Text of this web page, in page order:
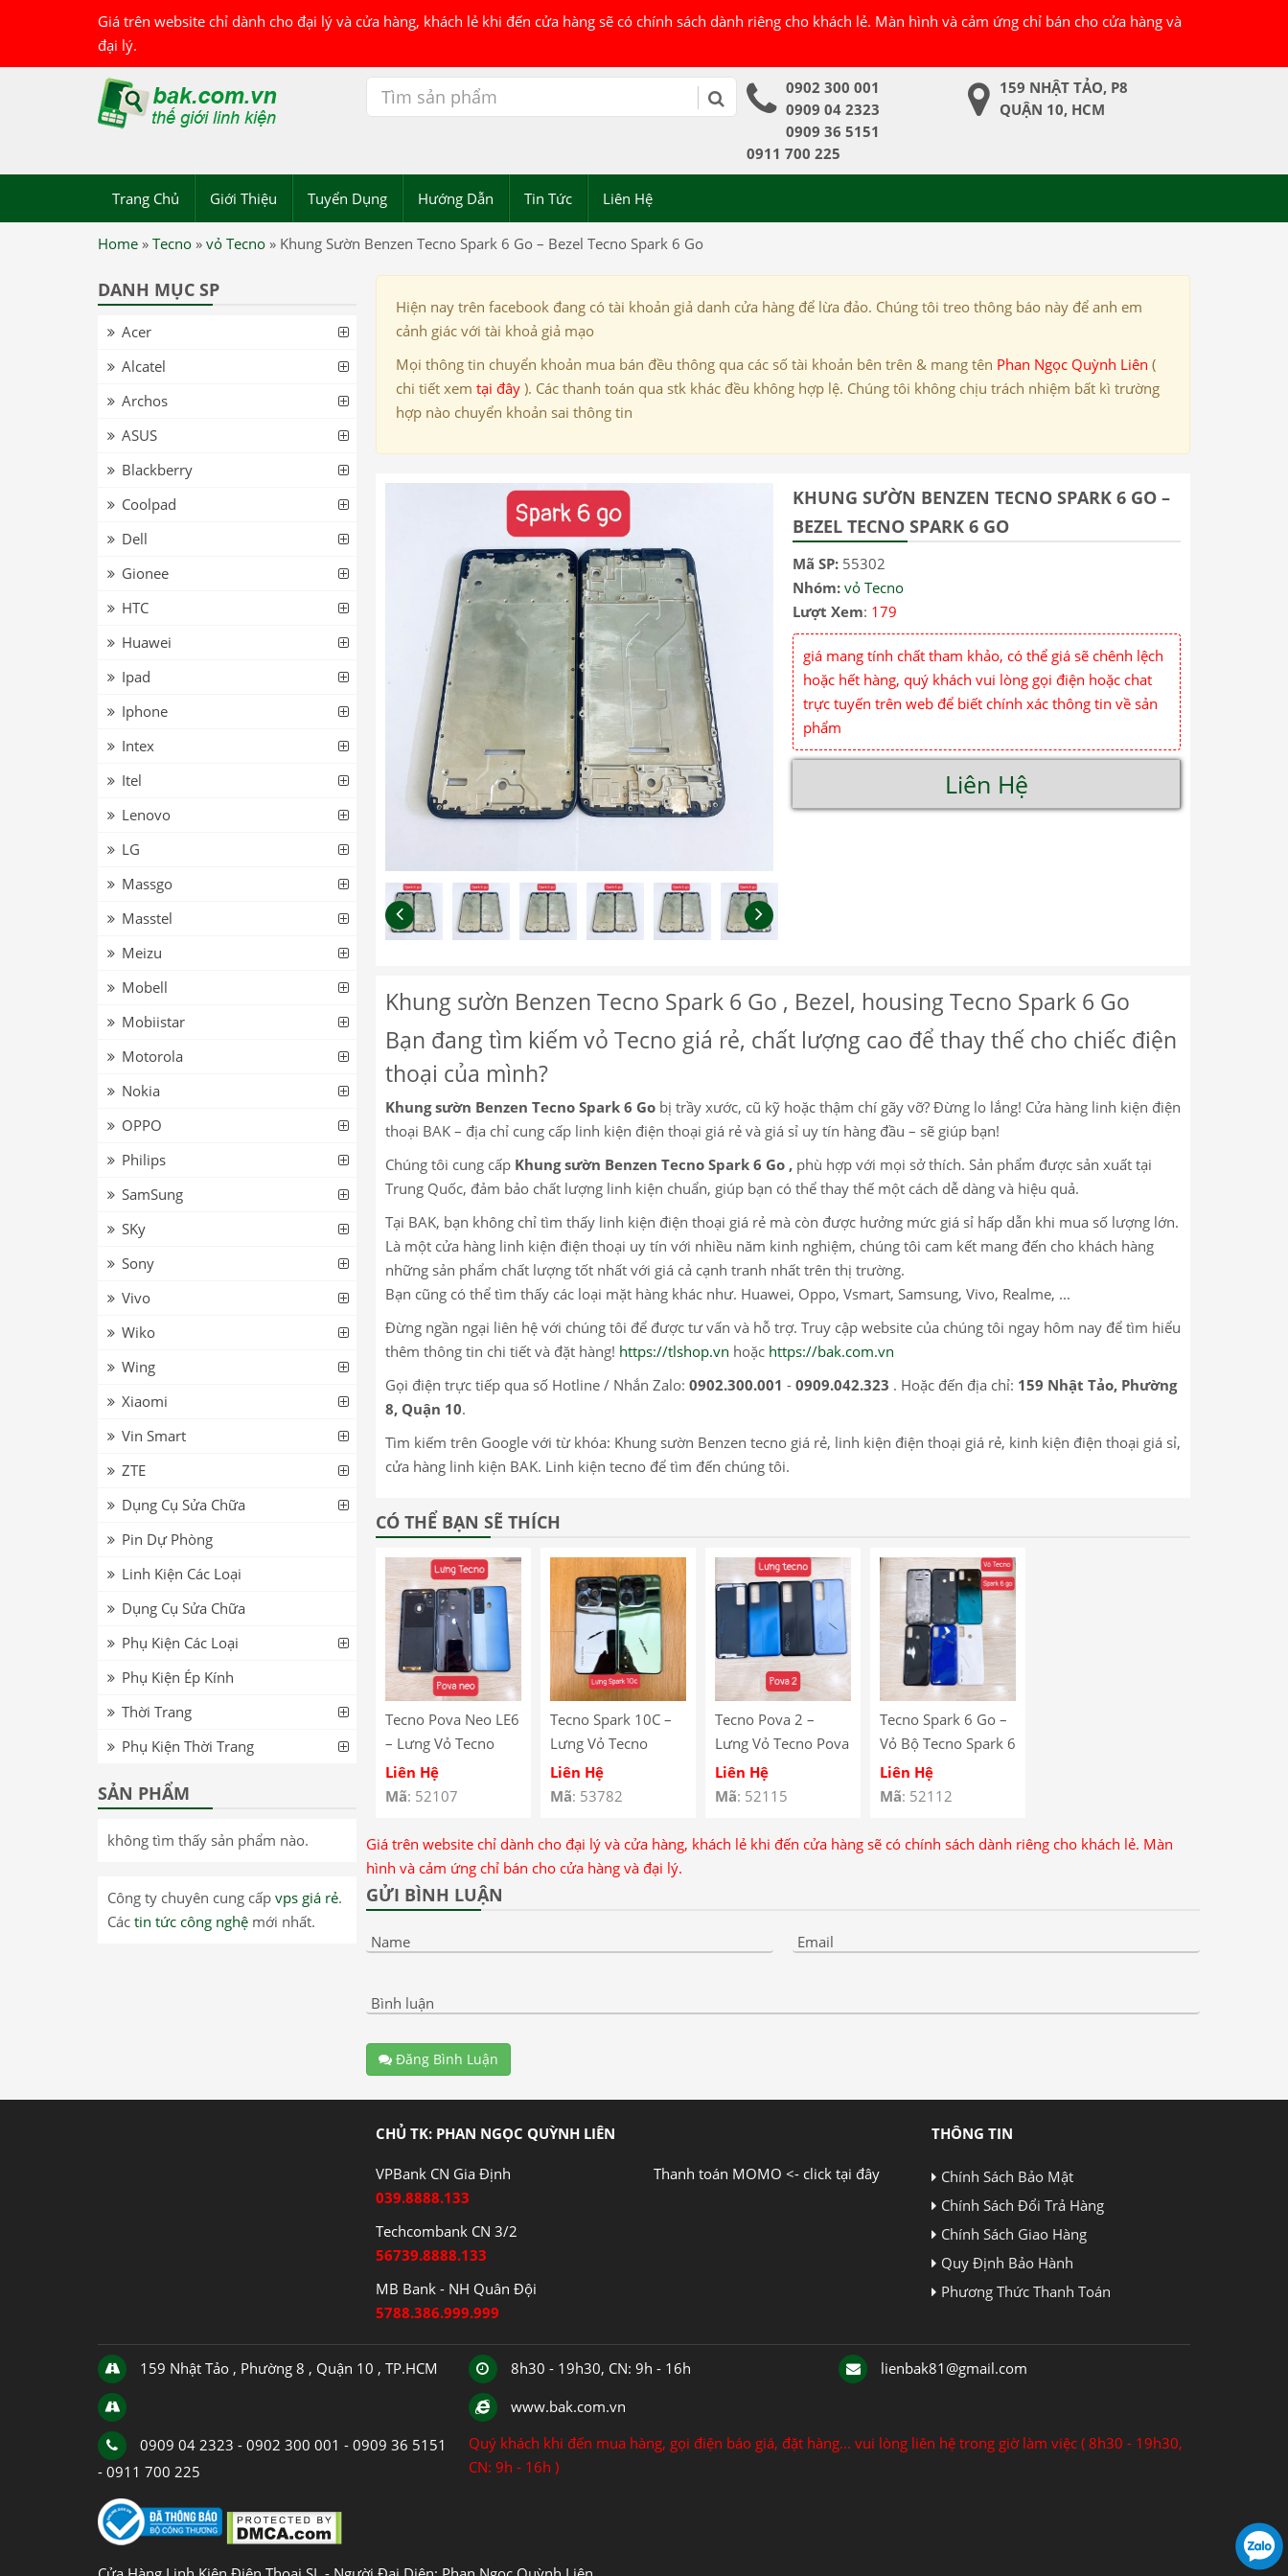
Giá trên website chỉ dành cho đại lý và cửa hàng, khách lẻ khi đến cửa hàng sẽ có chính sách dành riêng cho khách lẻ. Màn hình và cảm ứng chỉ bán cho cửa hàng và
đại lý.
0902 300 001
0909 04 2323
0909 36 5151
0911 700 225
159 NHẬT TẢO, P8
QUẬN 10, HCM
Trang Chủ Giới Thiệu Tuyển Dụng Hướng Dẫn Tin Tức Liên Hệ
Home » Tecno » vỏ Tecno » Khung Sườn Benzen Tecno Spark 6 Go – Bezel Tecno Spark 6 Go
Hiện nay trên facebook đang có tài khoản giả danh cửa hàng để lừa đảo. Chúng tôi treo thông báo này để anh em
cảnh giác với tài khoả giả mạo
Mọi thông tin chuyển khoản mua bán đều thông qua các số tài khoản bên trên & mang tên Phan Ngọc Quỳnh Liên (
chi tiết xem tại đây ). Các thanh toán qua stk khác đều không hợp lệ. Chúng tôi không chịu trách nhiệm bất kì trường
hợp nào chuyển khoản sai thông tin
KHUNG SƯỜN BENZEN TECNO SPARK 6 GO –
BEZEL TECNO SPARK 6 GO
Mã SP: 55302
Nhóm: vỏ Tecno
Lượt Xem: 179
giá mang tính chất tham khảo, có thể giá sẽ chênh lệch
hoặc hết hàng, quý khách vui lòng gọi điện hoặc chat
trực tuyến trên web để biết chính xác thông tin về sản
phẩm
Liên Hệ
Khung sườn Benzen Tecno Spark 6 Go , Bezel, housing Tecno Spark 6 Go
Bạn đang tìm kiếm vỏ Tecno giá rẻ, chất lượng cao để thay thế cho chiếc điện
thoại của mình?
Khung sườn Benzen Tecno Spark 6 Go bị trầy xước, cũ kỹ hoặc thậm chí gãy vỡ? Đừng lo lắng! Cửa hàng linh kiện điện
thoại BAK – địa chỉ cung cấp linh kiện điện thoại giá rẻ và giá sỉ uy tín hàng đầu – sẽ giúp bạn!
Chúng tôi cung cấp Khung sườn Benzen Tecno Spark 6 Go , phù hợp với mọi sở thích. Sản phẩm được sản xuất tại
Trung Quốc, đảm bảo chất lượng linh kiện chuẩn, giúp bạn có thể thay thế một cách dễ dàng và hiệu quả.
Tại BAK, bạn không chỉ tìm thấy linh kiện điện thoại giá rẻ mà còn được hưởng mức giá sỉ hấp dẫn khi mua số lượng lớn.
Là một cửa hàng linh kiện điện thoại uy tín với nhiều năm kinh nghiệm, chúng tôi cam kết mang đến cho khách hàng
những sản phẩm chất lượng tốt nhất với giá cả cạnh tranh nhất trên thị trường.
Bạn cũng có thể tìm thấy các loại mặt hàng khác như. Huawei, Oppo, Vsmart, Samsung, Vivo, Realme, ...
Đừng ngần ngại liên hệ với chúng tôi để được tư vấn và hỗ trợ. Truy cập website của chúng tôi ngay hôm nay để tìm hiểu
thêm thông tin chi tiết và đặt hàng! https://tlshop.vn hoặc https://bak.com.vn
Gọi điện trực tiếp qua số Hotline / Nhắn Zalo: 0902.300.001 - 0909.042.323 . Hoặc đến địa chỉ: 159 Nhật Tảo, Phường
8, Quận 10.
Tìm kiếm trên Google với từ khóa: Khung sườn Benzen tecno giá rẻ, linh kiện điện thoại giá rẻ, kinh kiện điện thoại giá sỉ,
cửa hàng linh kiện BAK. Linh kiện tecno để tìm đến chúng tôi.
CÓ THỂ BẠN SẼ THÍCH
Tecno Pova Neo LE6
– Lưng Vỏ Tecno
Pova Neo LE6 –
Tecno Pova Neo LE6
Cover
Liên Hệ
Mã: 52107
Tecno Spark 10C –
Lưng Vỏ Tecno
Spark 10C – Tecno
Spark 10C Back
Liên Hệ
Mã: 53782
Tecno Pova 2 –
Lưng Vỏ Tecno Pova
2 – Tecno Pova 2
Back Glass Battery
Liên Hệ
Mã: 52115
Tecno Spark 6 Go –
Vỏ Bộ Tecno Spark 6
Go – Tecno Spark 6
Go Full Body
Liên Hệ
Mã: 52112
Giá trên website chỉ dành cho đại lý và cửa hàng, khách lẻ khi đến cửa hàng sẽ có chính sách dành riêng cho khách lẻ. Màn
hình và cảm ứng chỉ bán cho cửa hàng và đại lý.
GỬI BÌNH LUẬN
Name Email
Bình luận
Đăng Bình Luận
DANH MỤC SP
Acer
Alcatel
Archos
ASUS
Blackberry
Coolpad
Dell
Gionee
HTC
Huawei
Ipad
Iphone
Intex
Itel
Lenovo
LG
Massgo
Masstel
Meizu
Mobell
Mobiistar
Motorola
Nokia
OPPO
Philips
SamSung
SKy
Sony
Vivo
Wiko
Wing
Xiaomi
Vin Smart
ZTE
Dụng Cụ Sửa Chữa
Pin Dự Phòng
Linh Kiện Các Loại
Dụng Cụ Sửa Chữa
Phụ Kiện Các Loại
Phụ Kiện Ép Kính
Thời Trang
Phụ Kiện Thời Trang
SẢN PHẨM
không tìm thấy sản phẩm nào.
Công ty chuyên cung cấp vps giá rẻ.
Các tin tức công nghệ mới nhất.
CHỦ TK: PHAN NGỌC QUỲNH LIÊN
VPBank CN Gia Định
039.8888.133
Techcombank CN 3/2
56739.8888.133
MB Bank - NH Quân Đội
5788.386.999.999
Thanh toán MOMO <- click tại đây
THÔNG TIN
Chính Sách Bảo Mật
Chính Sách Đổi Trả Hàng
Chính Sách Giao Hàng
Quy Định Bảo Hành
Phương Thức Thanh Toán
159 Nhật Tảo , Phường 8 , Quận 10 , TP.HCM
0909 04 2323 - 0902 300 001 - 0909 36 5151
- 0911 700 225
8h30 - 19h30, CN: 9h - 16h
www.bak.com.vn
lienbak81@gmail.com
Quý khách khi đến mua hàng, gọi điện báo giá, đặt hàng... vui lòng liên hệ trong giờ làm việc ( 8h30 - 19h30,
CN: 9h - 16h )